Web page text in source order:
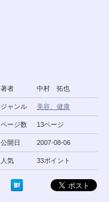
著者 中村 拓也
ジャンル 美容、健康
ページ数 13ページ
公開日 2007-08-06
人気 33ポイント